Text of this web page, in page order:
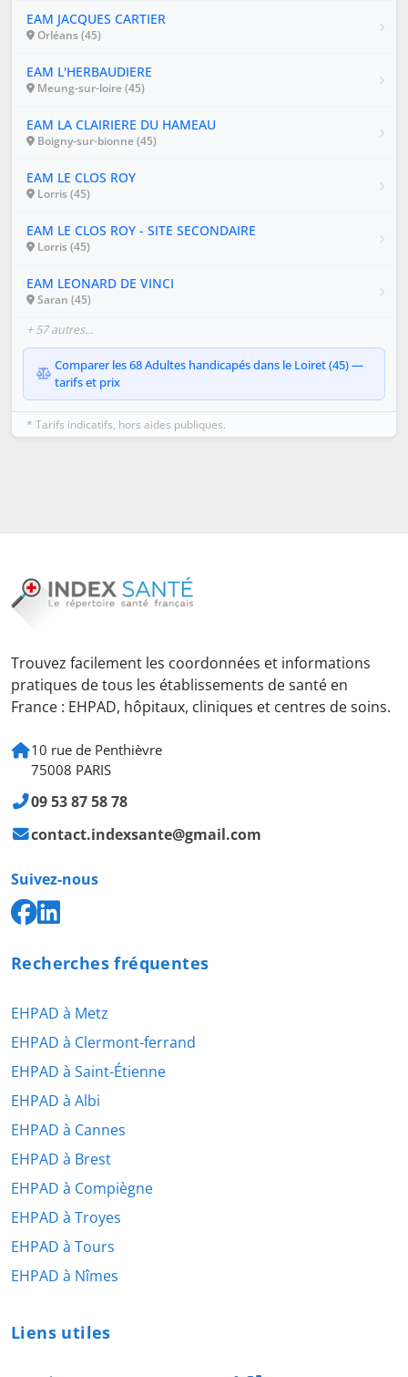
EAM JACQUES CARTIER
Orléans (45)
EAM L'HERBAUDIERE
Meung-sur-loire (45)
EAM LA CLAIRIERE DU HAMEAU
Boigny-sur-bionne (45)
EAM LE CLOS ROY
Lorris (45)
EAM LE CLOS ROY - SITE SECONDAIRE
Lorris (45)
EAM LEONARD DE VINCI
Saran (45)
+ 57 autres…
Comparer les 68 Adultes handicapés dans le Loiret (45) —
tarifs et prix
* Tarifs indicatifs, hors aides publiques.
Trouvez facilement les coordonnées et informations
pratiques de tous les établissements de santé en
France : EHPAD, hôpitaux, cliniques et centres de soins.
10 rue de Penthièvre
75008 PARIS
09 53 87 58 78
contact.indexsante@gmail.com
Suivez-nous
Recherches fréquentes
EHPAD à Metz
EHPAD à Clermont-ferrand
EHPAD à Saint-Étienne
EHPAD à Albi
EHPAD à Cannes
EHPAD à Brest
EHPAD à Compiègne
EHPAD à Troyes
EHPAD à Tours
EHPAD à Nîmes
Liens utiles